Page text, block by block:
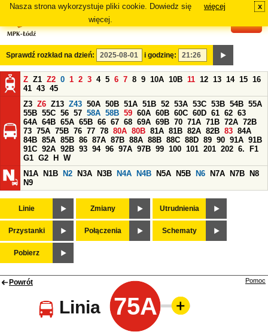
Nasza strona wykorzystuje pliki cookie. Dowiedz się
więcej.
więcej x
Sprawdź rozkład na dzień: i godzinę:
Z Z1 Z2 0 1 2 3 4 5 6 7 8 9 10A 10B 11 12 13 14 15 16
41 43 45
Z3 Z6 Z13 Z43 50A 50B 51A 51B 52 53A 53C 53B 54B 55A
55B 55C 56 57 58A 58B 59 60A 60B 60C 60D 61 62 63
64A 64B 65A 65B 66 67 68 69A 69B 70 71A 71B 72A 72B
73 75A 75B 76 77 78 80A 80B 81A 81B 82A 82B 83 84A
84B 85A 85B 86 87A 87B 88A 88B 88C 88D 89 90 91A 91B
91C 92A 92B 93 94 96 97A 97B 99 100 101 201 202 6.
F1
G1 G2 H
W
N1A
N1B N2 N3A N3B N4A N4B N5A N5B N6 N7A N7B
N8
N9
Linie Zmiany Utrudnienia
Przystanki Połączenia Schematy
Pobierz
Powrót
Linia 75A
Pomoc